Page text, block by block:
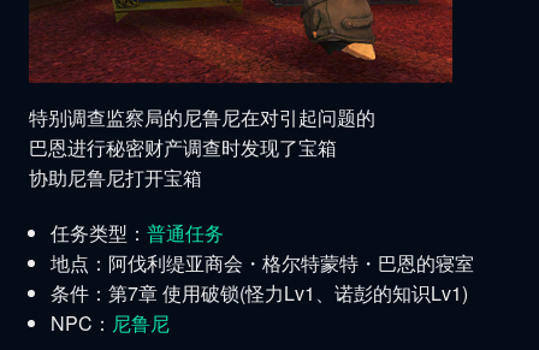
任务类型： 普通任务
地点：阿伐利缇亚商会・格尔特蒙特・巴恩的寝室
条件：第7章 使用破锁(怪力Lv1、诺彭的知识Lv1)
NPC： 尼鲁尼
特别调查监察局的尼鲁尼在对引起问题的
巴恩进行秘密财产调查时发现了宝箱
协助尼鲁尼打开宝箱